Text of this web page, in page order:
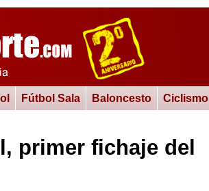
Fútbol Sala Baloncesto Ciclismo
primer fichaje del